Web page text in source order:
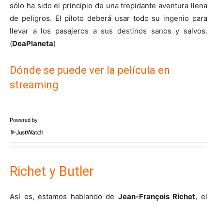
sólo ha sido el principio de una trepidante aventura llena
de peligros. El piloto deberá usar todo su ingenio para
llevar a los pasajeros a sus destinos sanos y salvos.
(DeaPlaneta)
Dónde se puede ver la película en
streaming
Powered by
Richet y Butler
Así es, estamos hablando de Jean-François Richet, el